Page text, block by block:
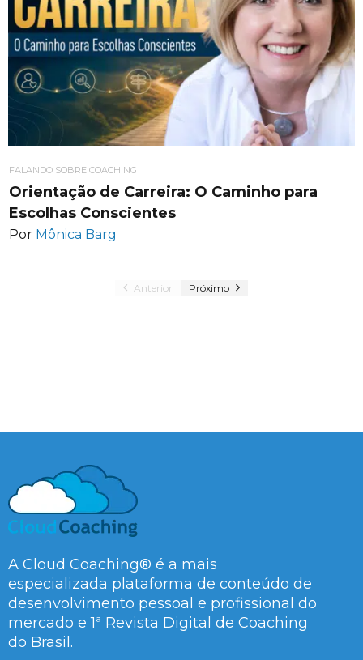
FALANDO SOBRE COACHING
Orientação de Carreira: O Caminho para
Escolhas Conscientes
Por Mônica Barg
Anterior Próximo
A Cloud Coaching® é a mais
especializada plataforma de conteúdo de
desenvolvimento pessoal e profissional do
mercado e 1ª Revista Digital de Coaching
do Brasil.